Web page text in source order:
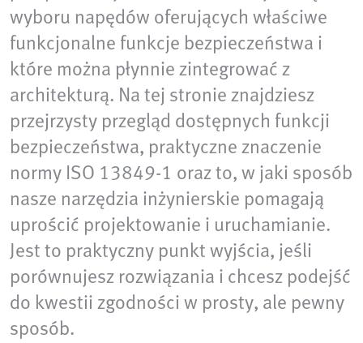
wyboru napędów oferujących właściwe
funkcjonalne funkcje bezpieczeństwa i
które można płynnie zintegrować z
architekturą. Na tej stronie znajdziesz
przejrzysty przegląd dostępnych funkcji
bezpieczeństwa, praktyczne znaczenie
normy ISO 13849-1 oraz to, w jaki sposób
nasze narzędzia inżynierskie pomagają
uprościć projektowanie i uruchamianie.
Jest to praktyczny punkt wyjścia, jeśli
porównujesz rozwiązania i chcesz podejść
do kwestii zgodności w prosty, ale pewny
sposób.